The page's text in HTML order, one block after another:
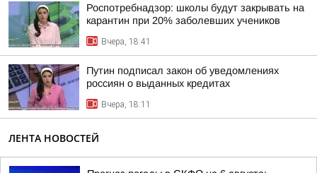
Роспотребнадзор: школы будут закрывать на
карантин при 20% заболевших учеников
Вчера, 18:41
Путин подписал закон об уведомлениях
россиян о выданных кредитах
Вчера, 18:11
ЛЕНТА НОВОСТЕЙ